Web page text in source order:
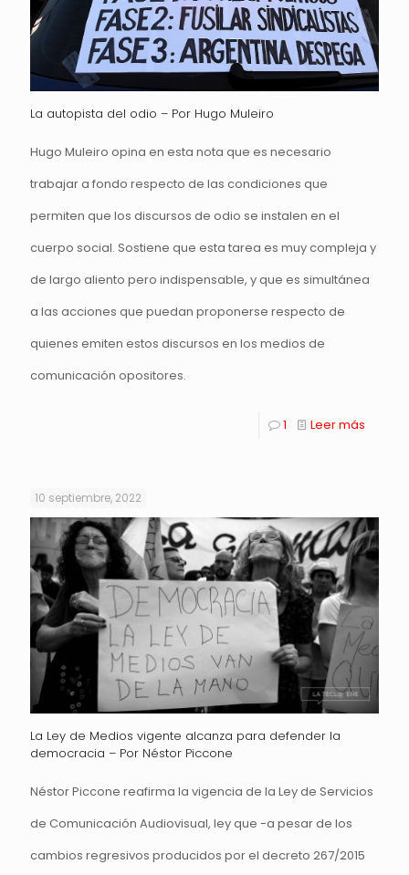
La autopista del odio – Por Hugo Muleiro
Hugo Muleiro opina en esta nota que es necesario
trabajar a fondo respecto de las condiciones que
permiten que los discursos de odio se instalen en el
cuerpo social. Sostiene que esta tarea es muy compleja y
de largo aliento pero indispensable, y que es simultánea
a las acciones que puedan proponerse respecto de
quienes emiten estos discursos en los medios de
comunicación opositores.
1 Leer más
10 septiembre, 2022
La Ley de Medios vigente alcanza para defender la
democracia – Por Néstor Piccone
Néstor Piccone reafirma la vigencia de la Ley de Servicios
de Comunicación Audiovisual, ley que -a pesar de los
cambios regresivos producidos por el decreto 267/2015